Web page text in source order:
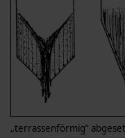
„terrassenförmig”